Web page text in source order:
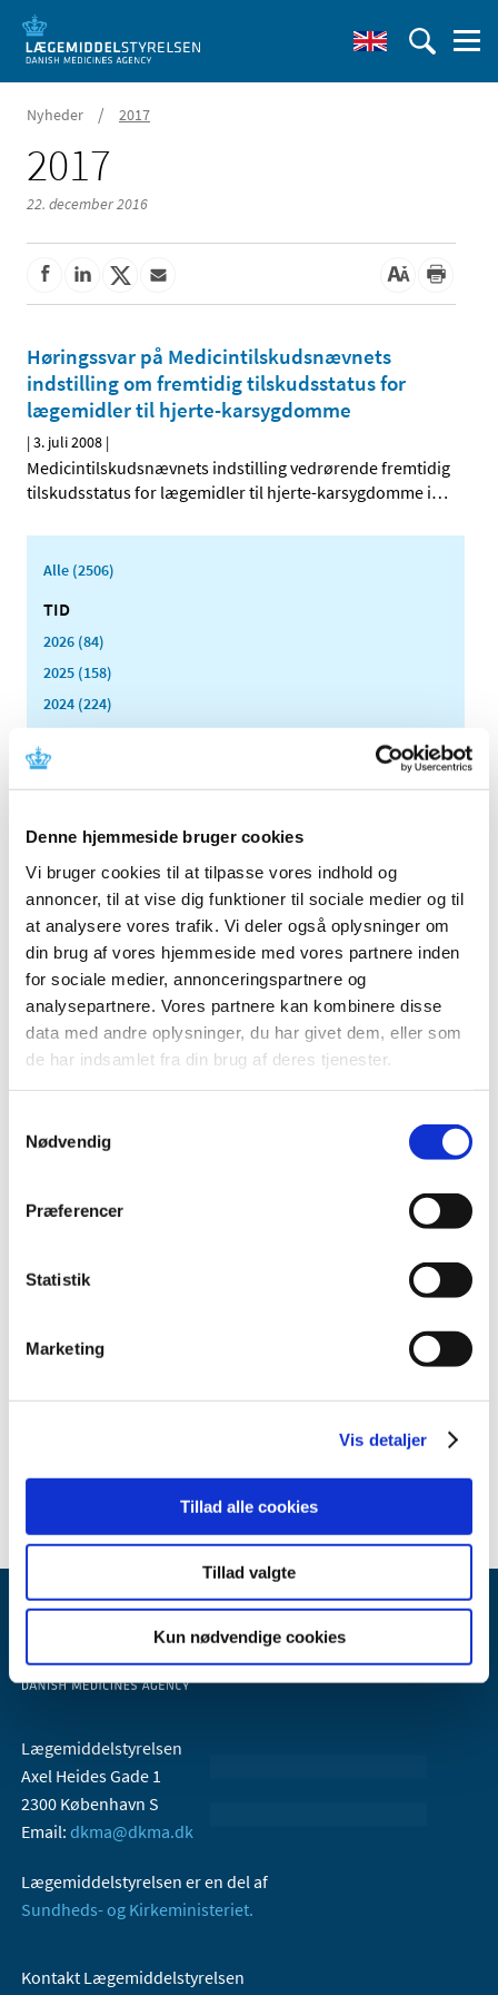
Denne hjemmeside bruger cookies
Vi bruger cookies til at tilpasse vores indhold og
annoncer, til at vise dig funktioner til sociale medier og til
at analysere vores trafik. Vi deler også oplysninger om
din brug af vores hjemmeside med vores partnere inden
for sociale medier, annonceringspartnere og
analysepartnere. Vores partnere kan kombinere disse
data med andre oplysninger, du har givet dem, eller som
de har indsamlet fra din brug af deres tjenester.
Nødvendig
Præferencer
Statistik
Marketing
Vis detaljer
Tillad alle cookies
Tillad valgte
Kun nødvendige cookies
Nyheder / 2017
2017
22. december 2016
Høringssvar på Medicintilskudsnævnets
indstilling om fremtidig tilskudsstatus for
lægemidler til hjerte-karsygdomme
|3. juli 2008 |
Medicintilskudsnævnets indstilling vedrørende fremtidig
tilskudsstatus for lægemidler til hjerte-karsygdomme i…
Alle (2506)
TID
2026 (84)
2025 (158)
2024 (224)
2023 (195)
2022 (197)
2021 (516)
2020 (263)
2018 (150)
2017 (167)
2016 (167)
2015 (33)
2014 (44)
2010 (7)
2008 (8)
oktober (2)
juli (1)
2007 (3)
Lægemiddelstyrelsen
Axel Heides Gade 1
2300 København S
Email: dkma@dkma.dk
Lægemiddelstyrelsen er en del af
Sundheds- og Kirkeministeriet.
Kontakt Lægemiddelstyrelsen